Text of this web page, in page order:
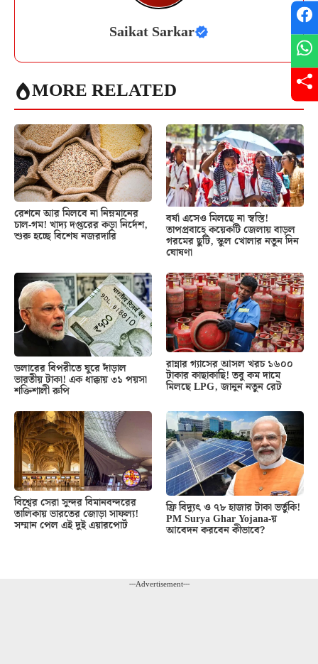
Saikat Sarkar
MORE RELATED
রেশনে আর মিলবে না নিম্নমানের
চাল-গম! খাদ্য দপ্তরের কড়া নির্দেশ,
শুরু হচ্ছে বিশেষ নজরদারি
বর্ষা এসেও মিলছে না স্বস্তি!
তাপপ্রবাহে কয়েকটি জেলায় বাড়ল
গরমের ছুটি, স্কুল খোলার নতুন দিন
ঘোষণা
ডলারের বিপরীতে ঘুরে দাঁড়াল
ভারতীয় টাকা! এক ধাক্কায় ৩১ পয়সা
শক্তিশালী রুপি
রান্নার গ্যাসের আসল খরচ ১৬০০
টাকার কাছাকাছি! তবু কম দামে
মিলছে LPG, জানুন নতুন রেট
বিশ্বের সেরা সুন্দর বিমানবন্দরের
তালিকায় ভারতের জোড়া সাফল্য!
সম্মান পেল এই দুই এয়ারপোর্ট
ফ্রি বিদ্যুৎ ও ৭৮ হাজার টাকা ভর্তুকি!
PM Surya Ghar Yojana-য়
আবেদন করবেন কীভাবে?
---Advertisement---